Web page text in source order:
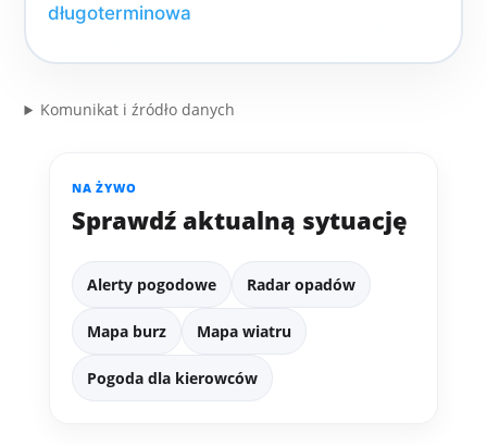
długoterminowa
Komunikat i źródło danych
NA ŻYWO
Sprawdź aktualną sytuację
Alerty pogodowe Radar opadów
Mapa burz Mapa wiatru
Pogoda dla kierowców